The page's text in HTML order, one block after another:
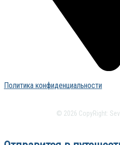
Политика конфиденциальности
© 2026 CopyRight: